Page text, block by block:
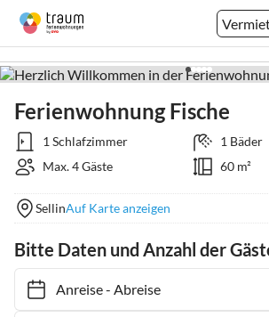
Ferienwohnung Fische
1 Schlafzimmer
1 Bäder
Max. 4 Gäste
60 m²
SellinAuf Karte anzeigen
Bitte Daten und Anzahl der
Anreise- Abreise